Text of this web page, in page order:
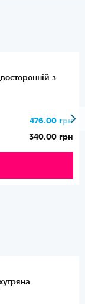
з
476.00 грн
340.00 грн